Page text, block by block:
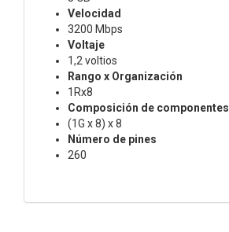
Velocidad
3200 Mbps
Voltaje
1,2 voltios
Rango x Organización
1Rx8
Composición de componentes
(1G x 8) x 8
Número de pines
260